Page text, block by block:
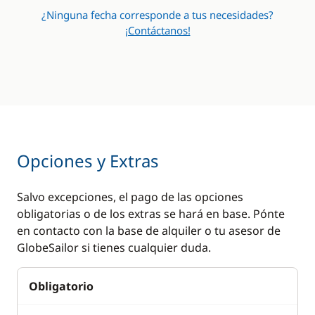
ancla
Sprayhood
Agua caliente
Generador
Lavadora
Radiador
Estufa horno de gas
Frigorífico
¿Ninguna fecha corresponde a tus necesidades?
¡Contáctanos!
Opciones y Extras
Salvo excepciones, el pago de las opciones
obligatorias o de los extras se hará en base. Pónte
en contacto con la base de alquiler o tu asesor de
GlobeSailor si tienes cualquier duda.
Obligatorio